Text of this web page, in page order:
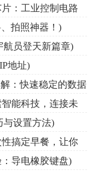
：工业控制电路
拍照神器！)
航员登天新篇章)
地址)
：快速稳定的数据
能科技，连接未
与设置方法)
搞定早餐，让你
导电橡胶键盘)